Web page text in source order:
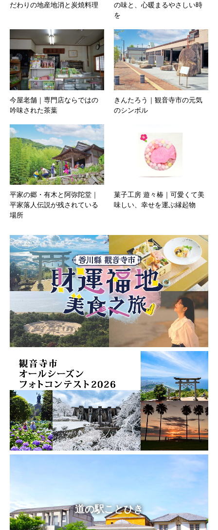
だわりの地産地消と炭焼料理
の味と、心暖まるやさしい時
を
今屋老舗｜専門店ならではの
吟味された茶葉
きんたろう｜観音寺市の元気
のシンボル
平家の郷・有木と阿弥陀堂｜
平家落人伝説が残されている
場所
菓子工房 遊々椿｜可愛くて美
味しい、幸せを運ぶ縁起物
道の駅ことひき